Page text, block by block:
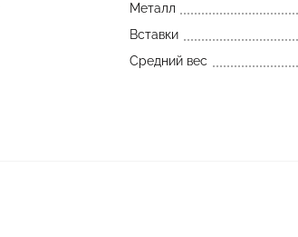
Металл
Вставки
Средний вес